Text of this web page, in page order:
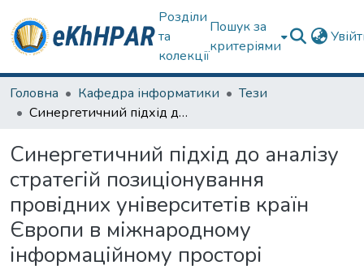
Розділи
та
колекції
Пошук за
критеріями
Головна Кафедра інформатики
Тези
Синергетичний підхід до аналізу стратегій позиціонування провідних університетів країн Європи в міжнародному інформаційному просторі
Синергетичний підхід до аналізу
стратегій позиціонування
провідних університетів країн
Європи в міжнародному
інформаційному просторі